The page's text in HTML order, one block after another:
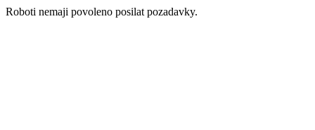
Roboti nemaji povoleno posilat pozadavky.